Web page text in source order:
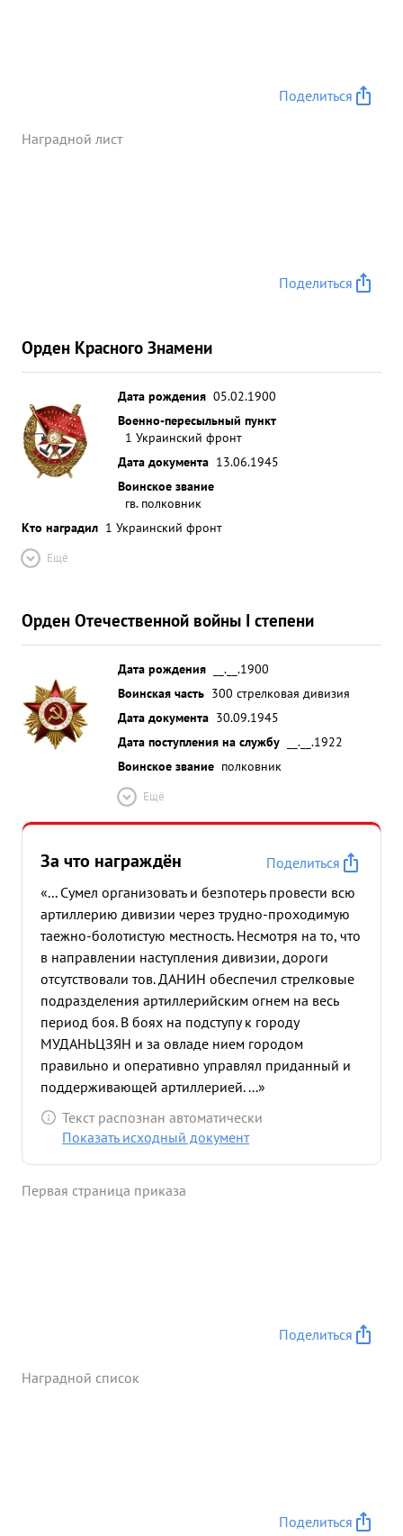
противника. За этот период огнем артиллерии
также разсеяно накапливающихся для контратак
Поделиться
Наградной лист
Поделиться
Орден Красного Знамени
Дата рождения 05.02.1900
Военно-пересыльный пункт
1 Украинский фронт
Дата документа 13.06.1945
Воинское звание
гв. полковник
Кто наградил 1 Украинский фронт
Ещё
Орден Отечественной войны I степени
Дата рождения
__.__.1900
Воинская часть 300 стрелковая дивизия
Дата документа 30.09.1945
Дата поступления на службу
__.__.1922
Воинское звание полковник
Ещё
За что награждён
Поделиться
«... Сумел организовать и безпотерь провести всю
артиллерию дивизии через трудно-проходимую
таежно-болотистую местность. Несмотря на то, что
в направлении наступления дивизии, дороги
отсутствовали тов. ДАНИН обеспечил стрелковые
подразделения артиллерийским огнем на весь
период боя. В боях на подступу к городу
МУДАНЬЦЗЯН и за овладе нием городом
правильно и оперативно управлял приданный и
поддерживающей артиллерией. ...»
Текст распознан автоматически
Показать исходный документ
Первая страница приказа
Поделиться
Наградной список
Поделиться